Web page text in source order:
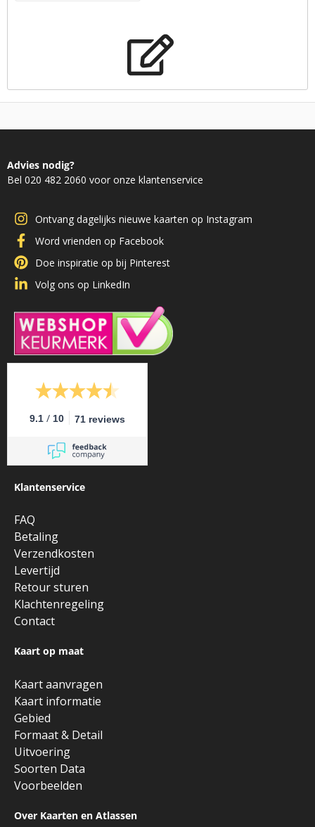
Advies nodig?
Bel 020 482 2060 voor onze klantenservice
Ontvang dagelijks nieuwe kaarten op Instagram
Word vrienden op Facebook
Doe inspiratie op bij Pinterest
Volg ons op LinkedIn
9.1 / 10 71 reviews
Klantenservice
FAQ
Betaling
Verzendkosten
Levertijd
Retour sturen
Klachtenregeling
Contact
Kaart op maat
Kaart aanvragen
Kaart informatie
Gebied
Formaat & Detail
Uitvoering
Soorten Data
Voorbeelden
Over Kaarten en Atlassen